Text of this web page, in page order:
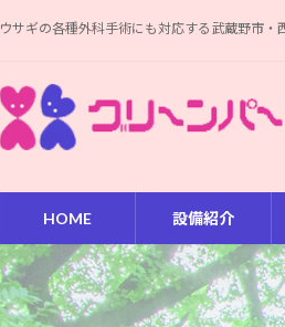
ウサギの各種外科手術にも対応する武蔵野市
HOME 設備紹介